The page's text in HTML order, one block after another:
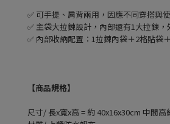
✅ 可手提、肩背兩用，因應不同穿搭與
✅ 主袋大拉鍊設計，內部還有1大拉鍊，
✅ 內部收納配置：1拉鍊內袋＋2格貼袋
【商品規格】
尺寸/ 長x寬x高 = 約 40x16x30cm 中間